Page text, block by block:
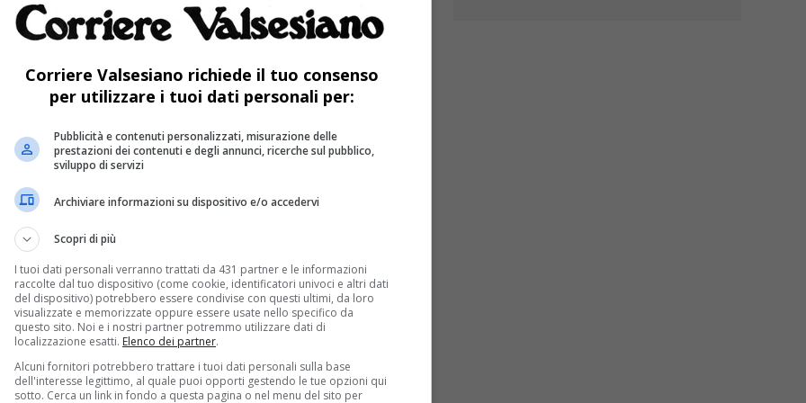
valorizzando un’importante opera
gestione amministrativa uno spazio
interesse rappresenta un chiaro
percorsi e modalità per favorire ulteriori
l’obiettivo di rendere il patrimonio
più vicino a tutti i piemontesi».
ufficialmente il 14 ottobre 2022 alla
sorge nell’area precedentemente
a Nizza Millefonti, a breve distanza dal
nel 2001 come progetto da 100 metri di
unificare gli uffici regionali e ottimizzare i
Corriere Valsesiano richiede il tuo consenso
per utilizzare i tuoi dati personali per:
Pubblicità e contenuti personalizzati, misurazione delle
prestazioni dei contenuti e degli annunci, ricerche sul pubblico,
sviluppo di servizi
Archiviare informazioni su dispositivo e/o accedervi
Scopri di più
I tuoi dati personali verranno trattati da 431 partner e le informazioni
raccolte dal tuo dispositivo (come cookie, identificatori univoci e altri dati
del dispositivo) potrebbero essere condivise con questi ultimi, da loro
visualizzate e memorizzate oppure essere usate nello specifico da
questo sito. Noi e i nostri partner potremmo utilizzare dati di
localizzazione esatti. Elenco dei partner.
Alcuni fornitori potrebbero trattare i tuoi dati personali sulla base
dell'interesse legittimo, al quale puoi opporti gestendo le tue opzioni qui
sotto. Cerca un link in fondo a questa pagina o nel menu del sito per